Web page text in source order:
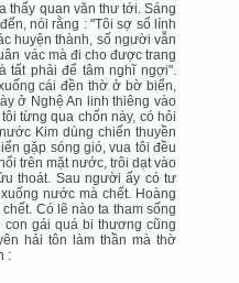
thấy quan văn thư tới. Sáng
nói rằng : "Tôi sợ số lính
huyện thành, số người vẫn
vác mà đi cho được trang
tất phải để tâm nghĩ ngợi".
cái đền thờ ở bờ biển,
ở Nghệ An linh thiêng vào
từng qua chốn này, có hỏi
Kim dùng chiến thuyền
gặp sóng gió, vua tôi đều
trên mặt nước, trôi dạt vào
thoát. Sau người ấy có tư
nước mà chết. Hoàng
Có lẽ nào ta tham sống
con gái quá bi thương cũng
hải tôn làm thần mà thờ
: